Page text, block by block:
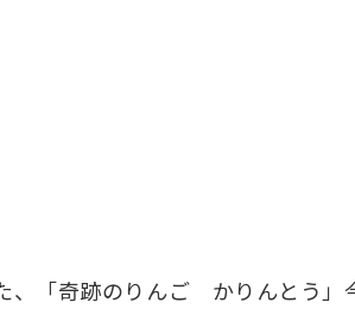
、「奇跡のりんご かりんとう」